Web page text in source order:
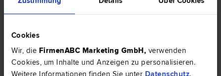
Cookies
Wir, die FirmenABC Marketing GmbH, verwenden
Cookies, um Inhalte und Anzeigen zu personalisieren.
Weitere Informationen finden Sie unter Datenschutz.
Gesellschafts­recht | Liegenschafts- und Immobilien­recht |
Bau­recht
4600 Wels
0 Bewertungen